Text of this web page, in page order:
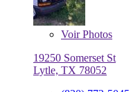
VoirPhotos
19250 Somerset St
Lytle, TX 78052